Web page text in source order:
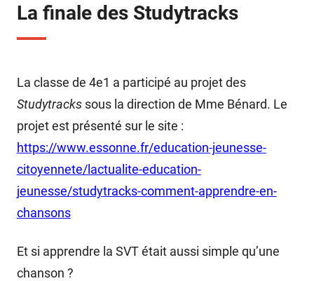
La finale des Studytracks
La classe de 4e1 a participé au projet des
Studytrackssous la direction de Mme Bénard. Le
projet est présenté sur le site :
https://www.essonne.fr/education-jeunesse-
citoyennete/lactualite-education-
jeunesse/studytracks-comment-apprendre-en-
chansons
Et si apprendre la SVT était aussi simple qu’une
chanson ?